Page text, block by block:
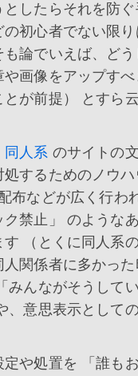
としたらそれを防
の初心者でない限
も論でいえば、ど
や画像をアップす
が前提） とすら云
同人系 のサイトの
処するためのノウ
布などが広く行
ク禁止」 のような
す （とくに同人系
人関係者に多かっ
みんながそうして
、意思表示として
や処置を 「誰も